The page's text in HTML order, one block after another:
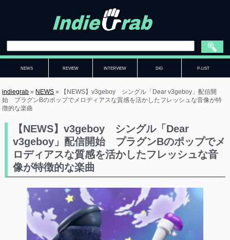
NEWS REVIEW INTERVIEW DIG P-LIST
indiegrab » NEWS »
【NEWS】v3geboy シングル「Dear v3geboy」配信開
始 プラグンBのポップでメロディアスな質感を活かしたフレッシュな音像が特
徴的な楽曲
【NEWS】v3geboy シングル「Dear
v3geboy」配信開始 プラグンBのポップでメ
ロディアスな質感を活かしたフレッシュな音
像が特徴的な楽曲